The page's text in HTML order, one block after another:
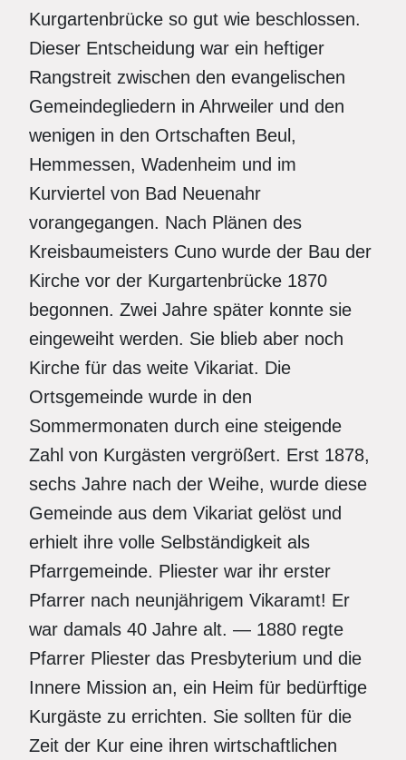
Kurgartenbrücke so gut wie beschlossen.
Dieser Entscheidung war ein heftiger
Rangstreit zwischen den evangelischen
Gemeindegliedern in Ahrweiler und den
wenigen in den Ortschaften Beul,
Hemmessen, Wadenheim und im
Kurviertel von Bad Neuenahr
vorangegangen. Nach Plänen des
Kreisbaumeisters Cuno wurde der Bau der
Kirche vor der Kurgartenbrücke 1870
begonnen. Zwei Jahre später konnte sie
eingeweiht werden. Sie blieb aber noch
Kirche für das weite Vikariat. Die
Ortsgemeinde wurde in den
Sommermonaten durch eine steigende
Zahl von Kurgästen vergrößert. Erst 1878,
sechs Jahre nach der Weihe, wurde diese
Gemeinde aus dem Vikariat gelöst und
erhielt ihre volle Selbständigkeit als
Pfarrgemeinde. Pliester war ihr erster
Pfarrer nach neunjährigem Vikaramt! Er
war damals 40 Jahre alt. — 1880 regte
Pfarrer Pliester das Presbyterium und die
Innere Mission an, ein Heim für bedürftige
Kurgäste zu errichten. Sie sollten für die
Zeit der Kur eine ihren wirtschaftlichen